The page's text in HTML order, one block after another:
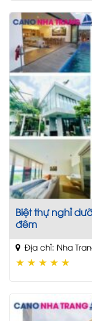
Biệt thự nghỉ
đêm
Địa chỉ: Nha
★ ★ ★ ★ ★